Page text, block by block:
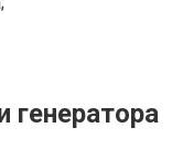
генератора